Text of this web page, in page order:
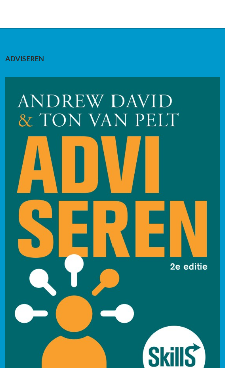
ADVISEREN